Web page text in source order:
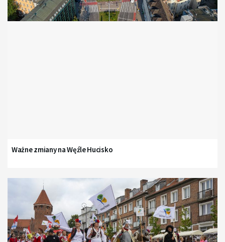
Ważne zmiany na Węźle Hucisko